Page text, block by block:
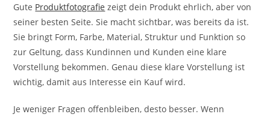
Gute Produktfotografie zeigt dein Produkt ehrlich, aber von
seiner besten Seite. Sie macht sichtbar, was bereits da ist.
Sie bringt Form, Farbe, Material, Struktur und Funktion so
zur Geltung, dass Kundinnen und Kunden eine klare
Vorstellung bekommen. Genau diese klare Vorstellung ist
wichtig, damit aus Interesse ein Kauf wird.
Je weniger Fragen offenbleiben, desto besser. Wenn